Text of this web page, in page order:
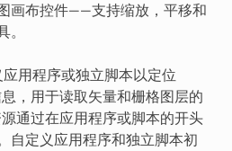
画布控件——支持缩放，平移和
。
用程序或独立脚本以定位
，用于读取矢量和栅格图层的
通过在应用程序或脚本的开头
自定义应用程序和独立脚本初